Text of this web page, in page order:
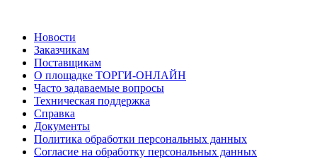
Новости
Заказчикам
Поставщикам
О площадке ТОРГИ-ОНЛАЙН
Часто задаваемые вопросы
Техническая поддержка
Справка
Документы
Политика обработки персональных данных
Согласие на обработку персональных данных